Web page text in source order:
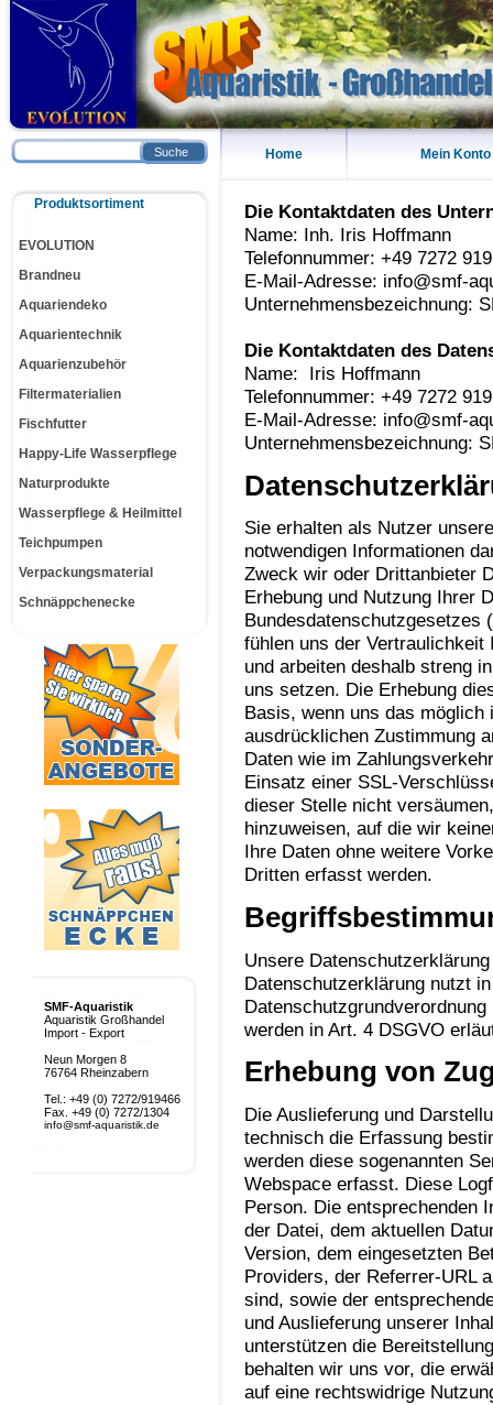
Home Mein Konto
Die Kontaktdaten des
Name: Inh. Iris Hoffmann
Telefonnummer: +49 7272
E-Mail-Adresse: info@smf-
Unternehmensbezeichnung:
Die Kontaktdaten des
Name: Iris Hoffmann
Telefonnummer: +49 7272
E-Mail-Adresse: info@smf-
Unternehmensbezeichnung:
Sie erhalten als Nutzer
notwendigen Informationen
Zweck wir oder Drittanbieter
Erhebung und Nutzung Ihrer
Bundesdatenschutzgesetzes
fühlen uns der Vertraulichkeit
und arbeiten deshalb streng
uns setzen. Die Erhebung
Basis, wenn uns das
ausdrücklichen Zustimmung
Daten wie im
Einsatz einer SSL-
dieser Stelle nicht
hinzuweisen, auf die wir
Ihre Daten ohne weitere
Dritten erfasst werden.
Unsere
Datenschutzerklärung nutzt
werden in Art. 4 DSGVO
Erhebung von
Die Auslieferung und
technisch die Erfassung
werden diese sogenannten
Webspace erfasst. Diese
Person. Die entsprechenden
der Datei, dem aktuellen
Version, dem eingesetzten
Providers, der Referrer-URL
sind, sowie der
und Auslieferung unserer
unterstützen die
behalten wir uns vor, die
auf eine rechtswidrige
Suche
Produktsortiment
EVOLUTION
Brandneu
Aquariendeko
Aquarientechnik
Aquarienzubehör
Filtermaterialien
Fischfutter
Happy-Life Wasserpflege
Naturprodukte
Wasserpflege & Heilmittel
Teichpumpen
Verpackungsmaterial
Schnäppchenecke
SMF-Aquaristik
Aquaristik Großhandel
Import - Export
Neun Morgen 8
76764 Rheinzabern
Tel.: +49 (0) 7272/919466
Fax. +49 (0) 7272/1304
info@smf-aquaristik.de